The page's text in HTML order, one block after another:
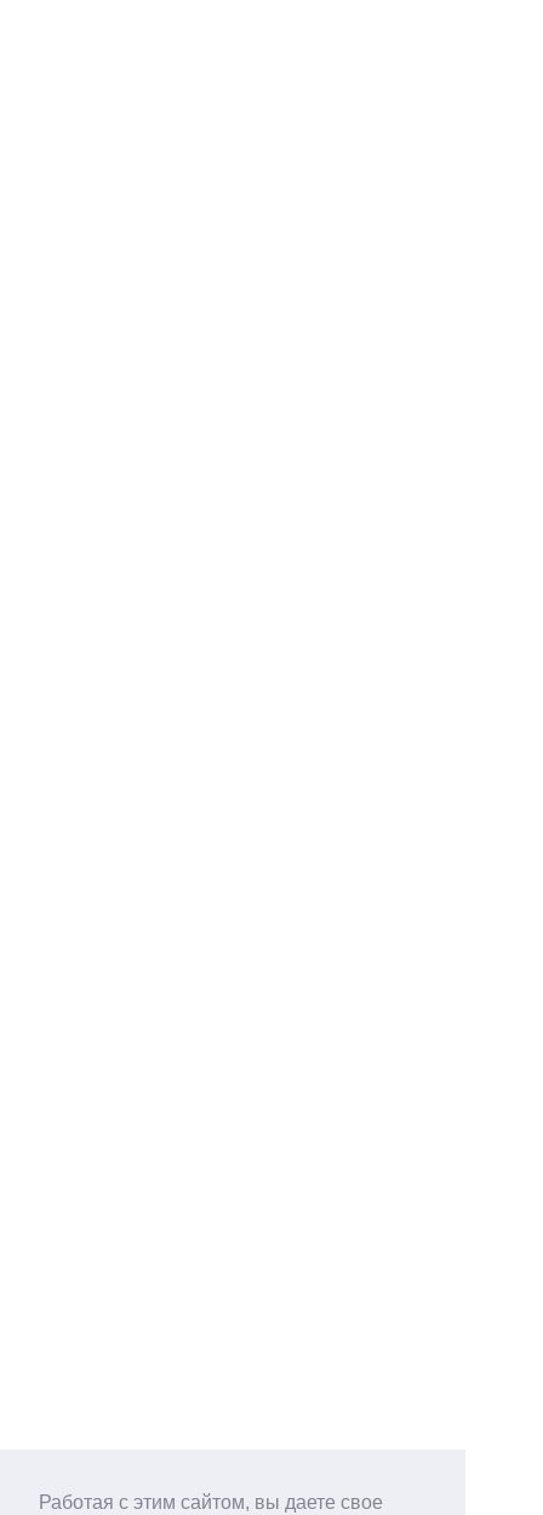
Работая с этим сайтом, вы даете свое